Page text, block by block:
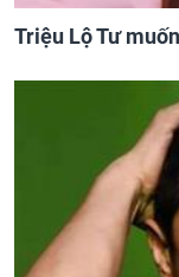
Triệu Lộ Tư